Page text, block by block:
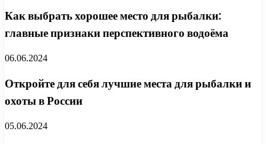
Как выбрать хорошее место для рыбалки:
главные признаки перспективного водоёма
06.06.2024
Откройте для себя лучшие места для рыбалки и
охоты в России
05.06.2024